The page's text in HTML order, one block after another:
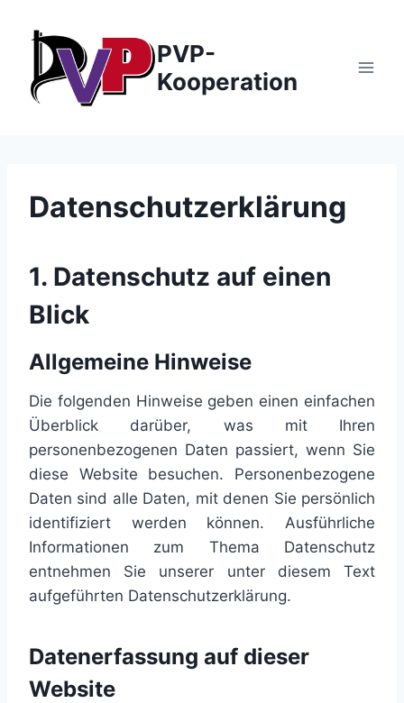
Inhalt
springen
PVP-
Kooperation
Datenschutzerklärung
1. Datenschutz auf einen
Blick
Allgemeine Hinweise
Die folgenden Hinweise geben einen einfachen
Überblick darüber, was mit Ihren
personenbezogenen Daten passiert, wenn Sie
diese Website besuchen. Personenbezogene
Daten sind alle Daten, mit denen Sie persönlich
identifiziert werden können. Ausführliche
Informationen zum Thema Datenschutz
entnehmen Sie unserer unter diesem Text
aufgeführten Datenschutzerklärung.
Datenerfassung auf dieser
Website